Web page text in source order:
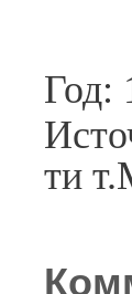
Год:
ти